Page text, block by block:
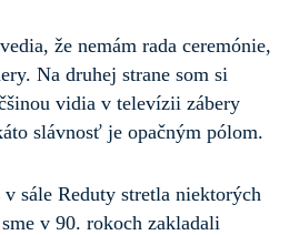
že nemám rada ceremónie,
Na druhej strane som si
vidia v televízii zábery
slávnosť je opačným pólom.
sále Reduty stretla niektorých
v 90. rokoch zakladali